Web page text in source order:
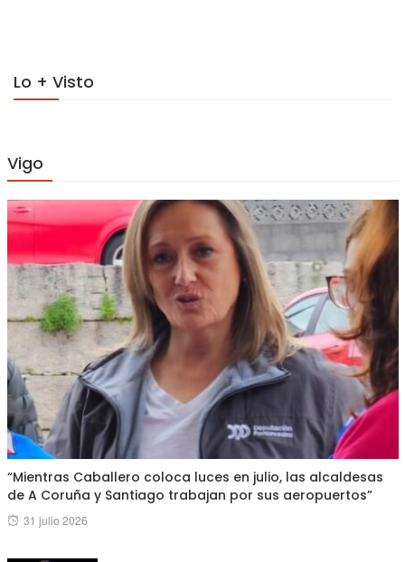
Lo + Visto
Vigo
“Mientras Caballero coloca luces en julio, las alcaldesas
de A Coruña y Santiago trabajan por sus aeropuertos”
Posted
31 julio 2026